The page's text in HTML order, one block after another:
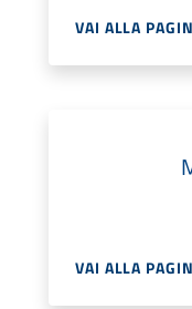
VAI ALLA
VAI ALLA